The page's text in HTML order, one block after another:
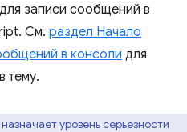
записи сообщений в
См. раздел Начало
в консоли для
тему.
уровень серьезности